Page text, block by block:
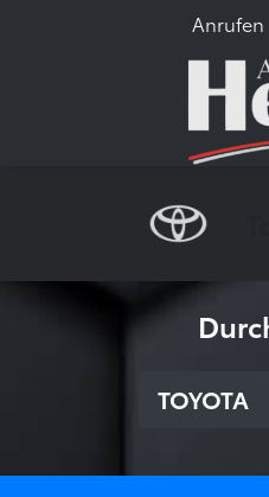
Anrufen
TOYOTA